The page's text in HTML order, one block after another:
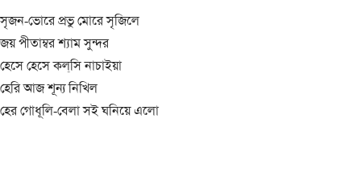
সৃজন-ভোরে প্রভু মোরে সৃজিলে
জয় পীতাম্বর শ্যাম সুন্দর
হেসে হেসে কল্‌সি নাচাইয়া
হেরি আজ শূন্য নিখিল
হের গোধূলি-বেলা সই ঘনিয়ে এলো